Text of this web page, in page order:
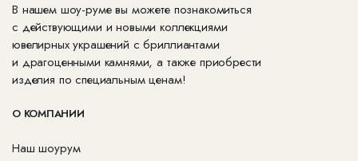
В нашем шоу-руме вы можете познакомиться
с действующими и новыми коллекциями
ювелирных украшений с бриллиантами
и драгоценными камнями, а также приобрести
изделия по специальным ценам!
О КОМПАНИИ
Наш шоурум